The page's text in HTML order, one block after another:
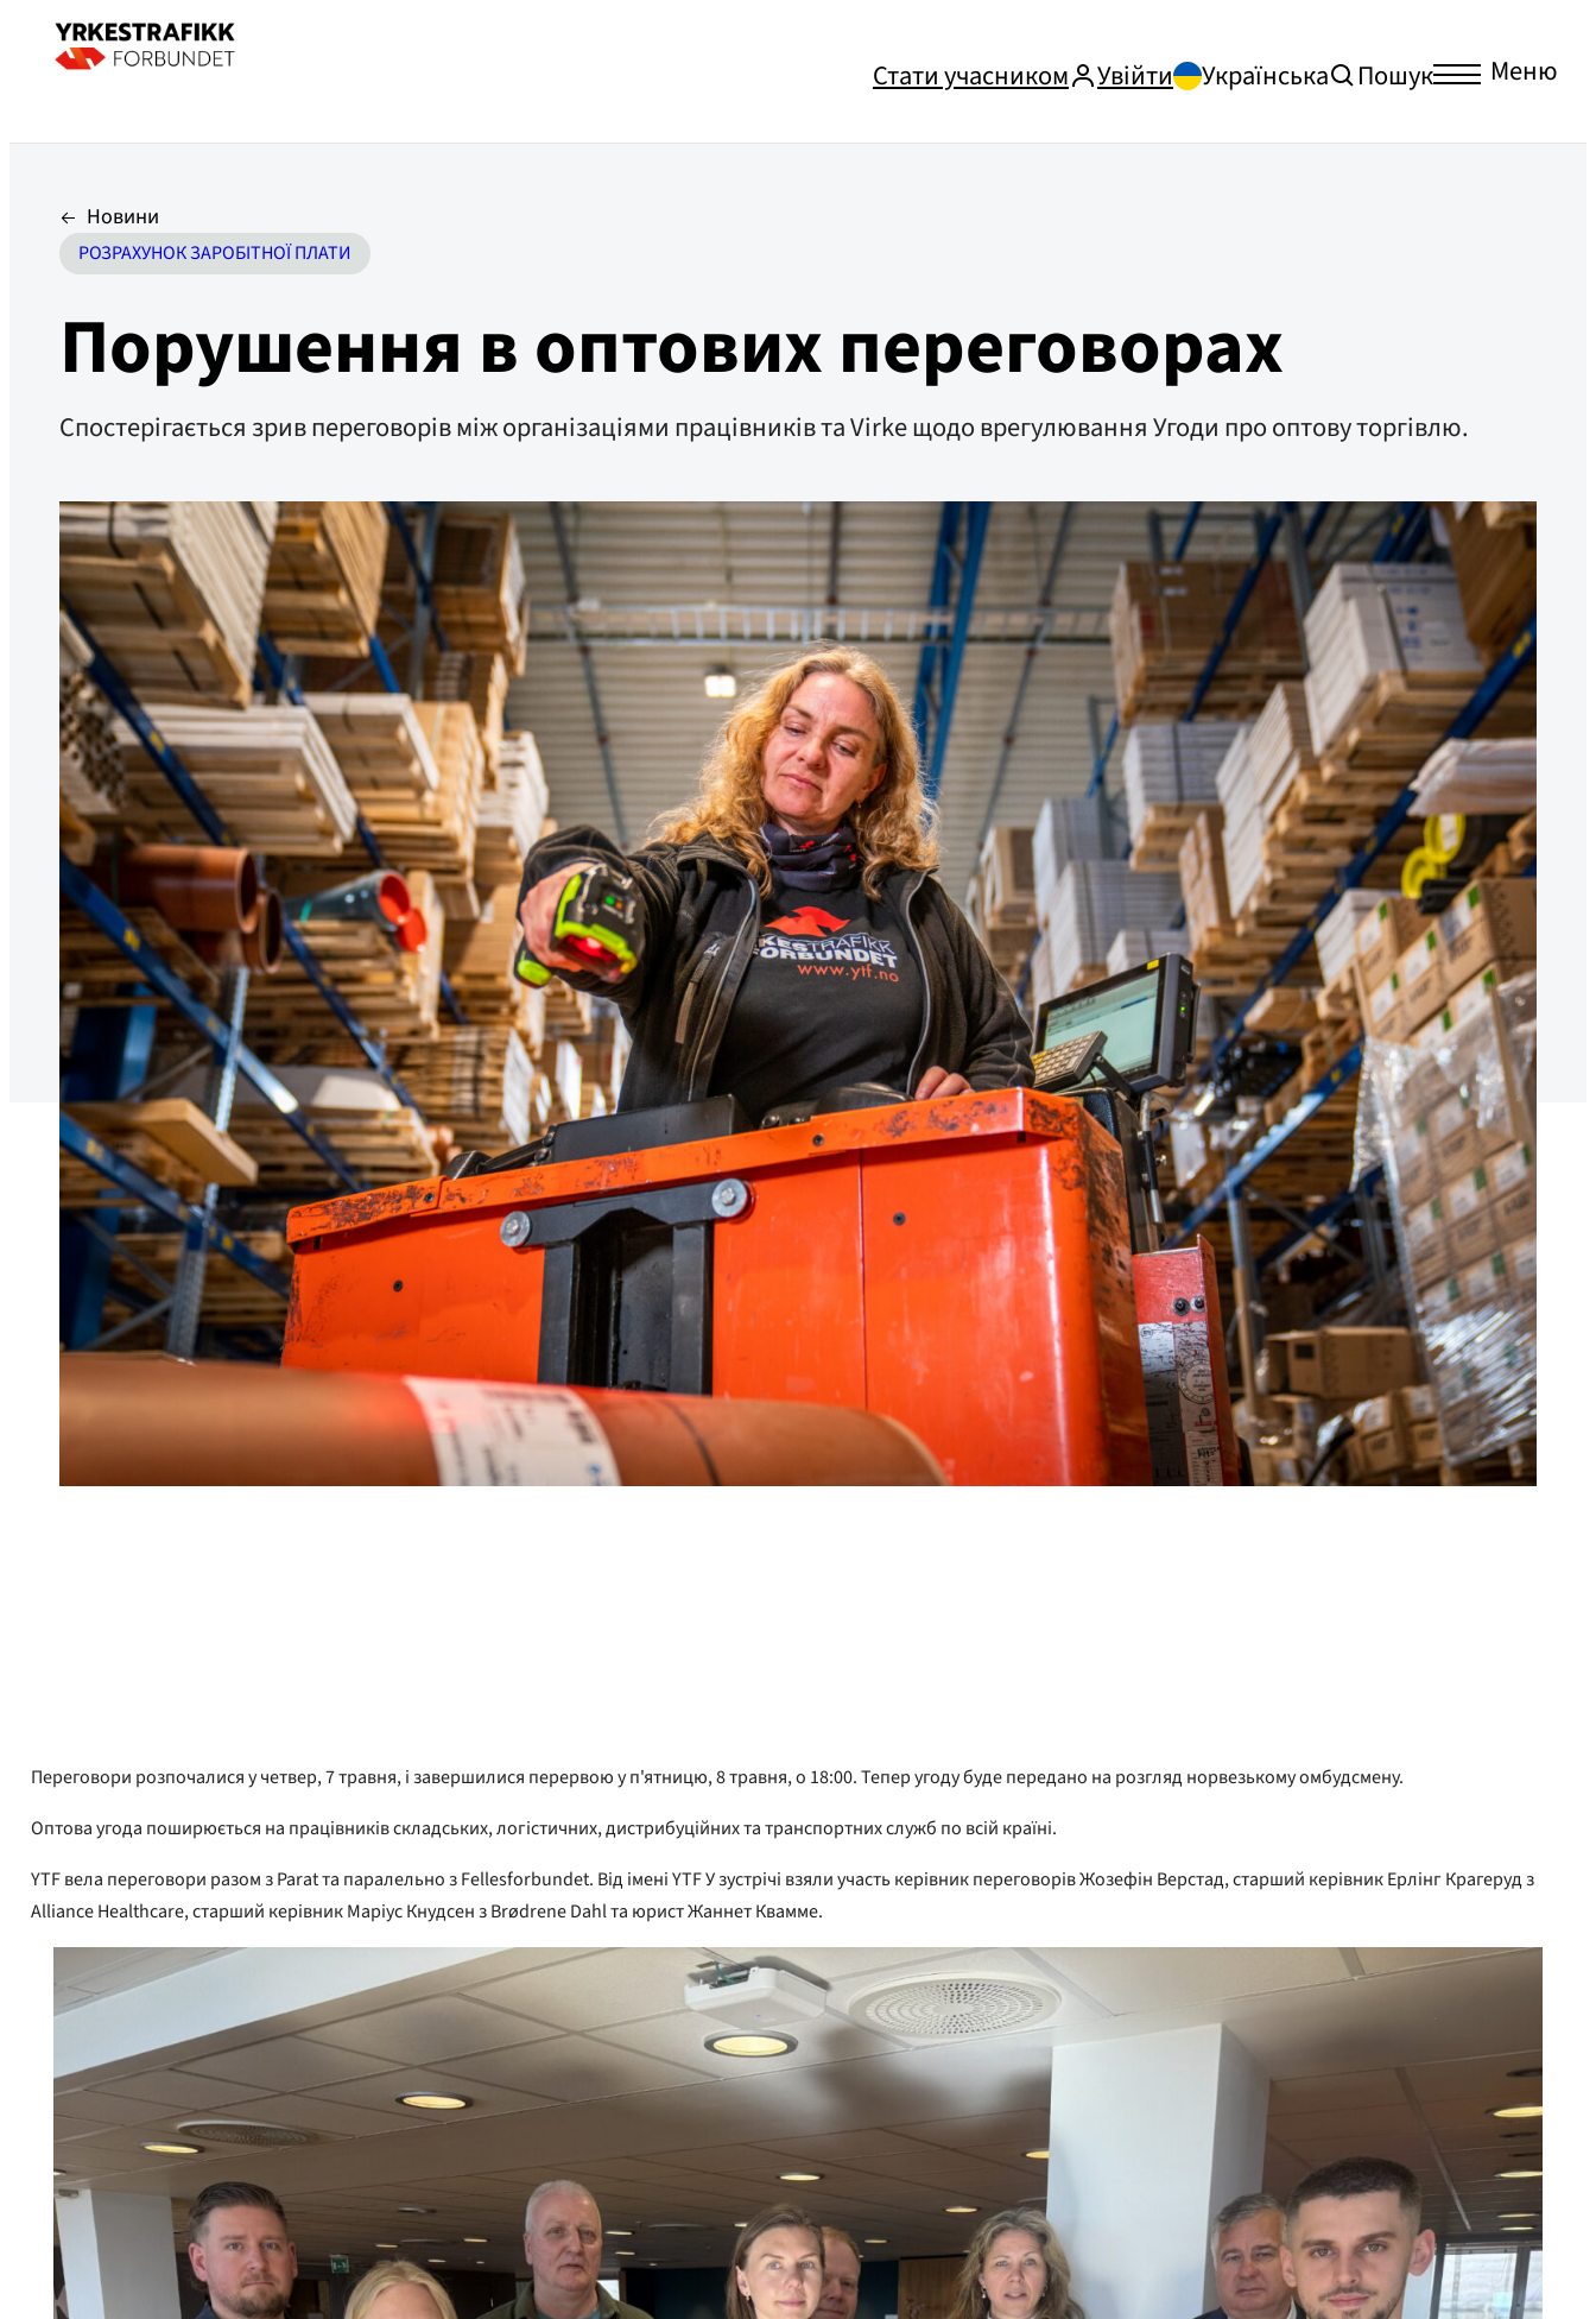
Стати учасником Увійти Українська Пошук Меню
Новини
РОЗРАХУНОК ЗАРОБІТНОЇ ПЛАТИ
Порушення в оптових переговорах
Спостерігається зрив переговорів між організаціями працівників та Virke щодо врегулювання Угоди про оптову торгівлю.
Переговори розпочалися у четвер, 7 травня, і завершилися перервою у п'ятницю, 8 травня, о 18:00. Тепер угоду буде передано на розгляд норвезькому омбудсмену.
Оптова угода поширюється на працівників складських, логістичних, дистрибуційних та транспортних служб по всій країні.
YTF вела переговори разом з Parat та паралельно з Fellesforbundet. Від імені YTF У зустрічі взяли участь керівник переговорів Жозефін Верстад, старший керівник Ерлінг Крагеруд з
Alliance Healthcare, старший керівник Маріус Кнудсен з Brødrene Dahl та юрист Жаннет Квамме.